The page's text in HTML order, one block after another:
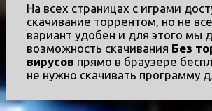
На всех страницах с играми
скачивание торрентом, но не
вариант удобен и для этого мы
возможность скачивания Без
вирусов прямо в браузере
не нужно скачивать программу